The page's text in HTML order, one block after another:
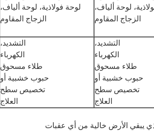
لوحة ألياف،
الزجاج المقاوم
لوحة فولاذية، لوحة ألياف،
الزجاج المقاوم
التشديد،
الكهرباء
طلاء مسحوق
حبوب خشبية أو
تخصيص سطح
العلاج
التشديد،
الكهرباء
طلاء مسحوق
حبوب خشبية أو
تخصيص سطح
العلاج
يبقي الأرض خالية من أي عقبات